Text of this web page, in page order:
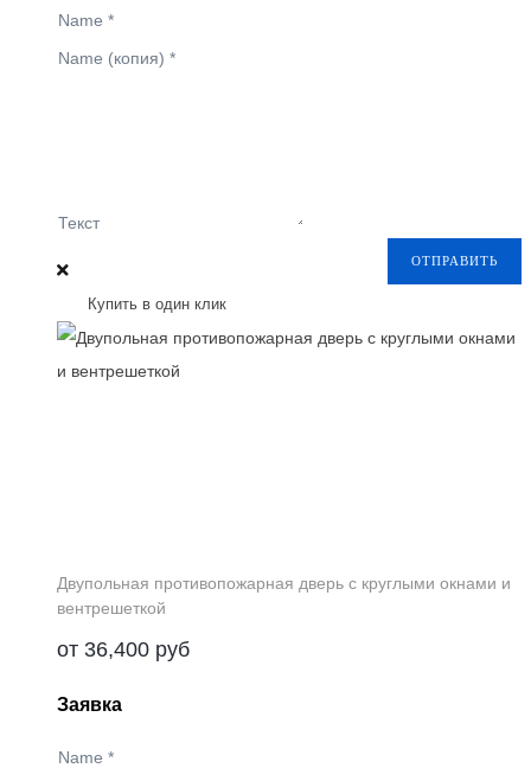
Name *
Name (копия) *
Текст
ОТПРАВИТЬ
Купить в один клик
Двупольная противопожарная дверь с круглыми окнами и
вентрешеткой
от 36,400 руб
Заявка
Name *